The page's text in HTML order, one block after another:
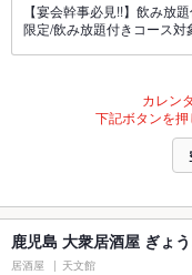
【宴会幹事必見!!】飲み放
限定/飲み放題付きコース対
カレン
下記ボタンを押
鹿児島 大衆居酒屋 ぎょ
居酒屋 天文館